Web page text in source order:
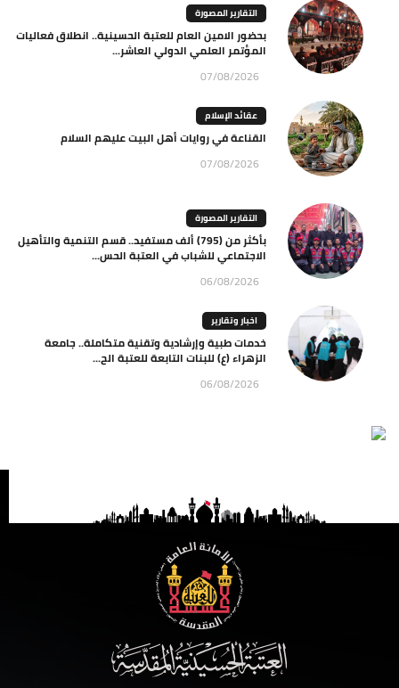
التقارير المصورة
بحضور الامين العام للعتبة الحسينية.. انطلاق فعاليات
المؤتمر العلمي الدولي العاشر...
07/08/2026
عقائد الإسلام
القناعة في روايات أهل البيت عليهم السلام
07/08/2026
التقارير المصورة
بأكثر من (795) ألف مستفيد.. قسم التنمية والتأهيل
الاجتماعي للشباب في العتبة الحس...
06/08/2026
اخبار وتقارير
خدمات طبية وإرشادية وتقنية متكاملة.. جامعة
الزهراء (ع) للبنات التابعة للعتبة الح...
06/08/2026